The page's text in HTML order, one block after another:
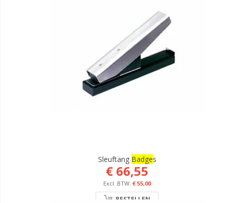
Sleuftang BadgeS
€ 66,55
€ 55,00
BESTELLEN